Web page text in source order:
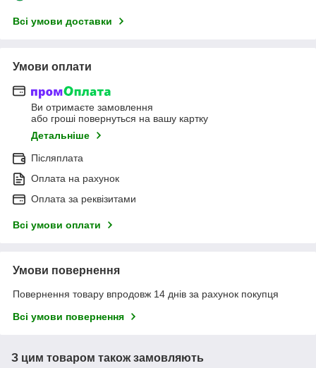
Всі умови доставки
Умови оплати
Ви отримаєте замовлення
або гроші повернуться на вашу картку
Детальніше
Післяплата
Оплата на рахунок
Оплата за реквізитами
Всі умови оплати
Умови повернення
Повернення товару впродовж 14 днів за рахунок покупця
Всі умови повернення
З цим товаром також замовляють